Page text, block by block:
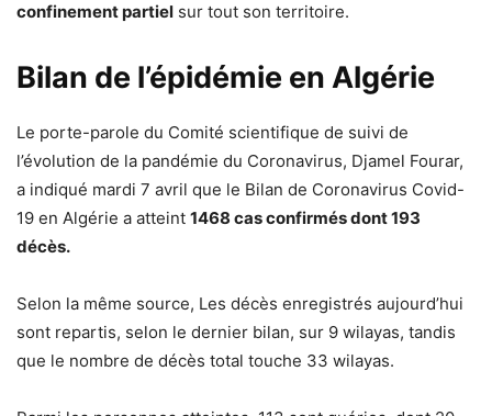
confinement partiel sur tout son territoire.
Bilan de l’épidémie en Algérie
Le porte-parole du Comité scientifique de suivi de
l’évolution de la pandémie du Coronavirus, Djamel Fourar,
a indiqué mardi 7 avril que le Bilan de Coronavirus Covid-
19 en Algérie a atteint 1468 cas confirmés dont 193
décès.
Selon la même source, Les décès enregistrés aujourd’hui
sont repartis, selon le dernier bilan, sur 9 wilayas, tandis
que le nombre de décès total touche 33 wilayas.